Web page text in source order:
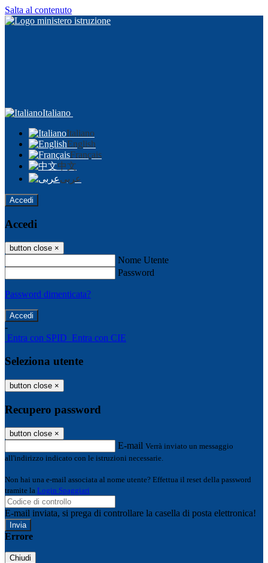
Salta al contenuto
Italiano
Italiano
English
Français
中文
عربى
Accedi
Accedi
button close ×
Nome Utente
Password
Password dimenticata?
-
Entra con SPID Entra con CIE
Seleziona utente
button close ×
Recupero password
button close ×
E-mail Verrà inviato un messaggio
all'indirizzo indicato con le istruzioni necessarie.
Non hai una e-mail associata al nome utente? Effettua il reset della password
tramite la Login Spaggiari
E-mail inviata, si prega di controllare la casella di posta elettronica!
Errore
Chiudi